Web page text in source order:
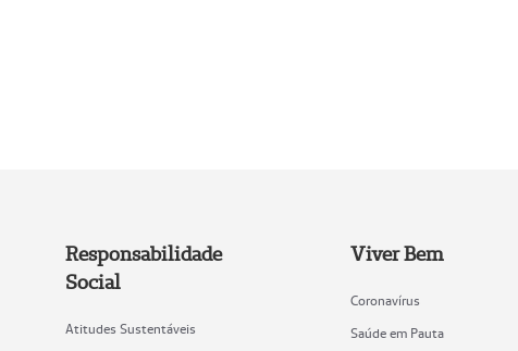
Responsabilidade
Social
Atitudes Sustentáveis
Viver Bem
Coronavírus
Saúde em Pauta